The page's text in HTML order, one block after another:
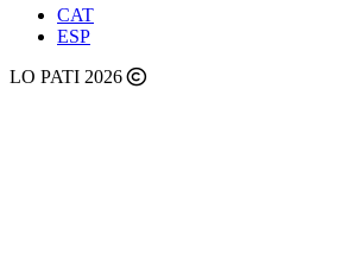
CAT
ESP
LO PATI 2026